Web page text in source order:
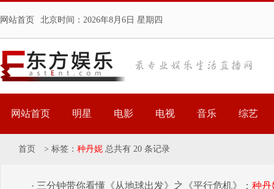
网站首页 北京时间： 2026年8月6日 星期四
网站首页 明星 电影 电视 音乐 综艺
首页 > 标签： 种丹妮 总共有 20 条记录
· 三分钟带你看懂《从地球出发》之《平行危机》： 种丹